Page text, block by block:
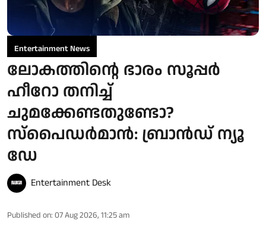
Entertainment News
ലോകത്തിന്റെ ഭാരം സൂപ്പർ
ഹീറോ തനിച്ച്
ചുമക്കേണ്ടതുണ്ടോ?
സ്പൈഡർമാൻ: ബ്രാൻഡ് ന്യൂ
ഡേ
Entertainment Desk
Published on: 07 Aug 2026, 11:25 am